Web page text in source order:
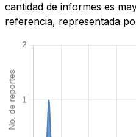
cantidad de informes es
referencia, representada